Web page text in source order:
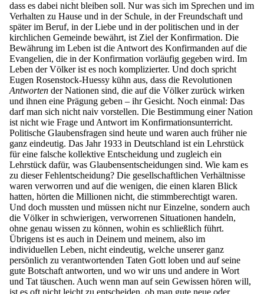
dass es dabei nicht bleiben soll. Nur was sich im Sprechen und im
Verhalten zu Hause und in der Schule, in der Freundschaft und
später im Beruf, in der Liebe und in der politischen und in der
kirchlichen Gemeinde bewährt, ist Ziel der Konfirmation. Die
Bewährung im Leben ist die Antwort des Konfirmanden auf die
Evangelien, die in der Konfirmation vorläufig gegeben wird. Im
Leben der Völker ist es noch komplizierter. Und doch spricht
Eugen Rosenstock-Huessy kühn aus, dass die Revolutionen
Antworten der Nationen sind, die auf die Völker zurück wirken
und ihnen eine Prägung geben – ihr Gesicht. Noch einmal: Das
darf man sich nicht naiv vorstellen. Die Bestimmung einer Nation
ist nicht wie Frage und Antwort im Konfirmationsunterricht.
Politische Glaubensfragen sind heute und waren auch früher nie
ganz eindeutig. Das Jahr 1933 in Deutschland ist ein Lehrstück
für eine falsche kollektive Entscheidung und zugleich ein
Lehrstück dafür, was Glaubensentscheidungen sind. Wie kam es
zu dieser Fehlentscheidung? Die gesellschaftlichen Verhältnisse
waren verworren und auf die wenigen, die einen klaren Blick
hatten, hörten die Millionen nicht, die stimmberechtigt waren.
Und doch mussten und müssen nicht nur Einzelne, sondern auch
die Völker in schwierigen, verworrenen Situationen handeln,
ohne genau wissen zu können, wohin es schließlich führt.
Übrigens ist es auch in Deinem und meinem, also im
individuellen Leben, nicht eindeutig, welche unserer ganz
persönlich zu verantwortenden Taten Gott loben und auf seine
gute Botschaft antworten, und wo wir uns und andere in Wort
und Tat täuschen. Auch wenn man auf sein Gewissen hören will,
ist es oft nicht leicht zu entscheiden, ob man gute neue oder